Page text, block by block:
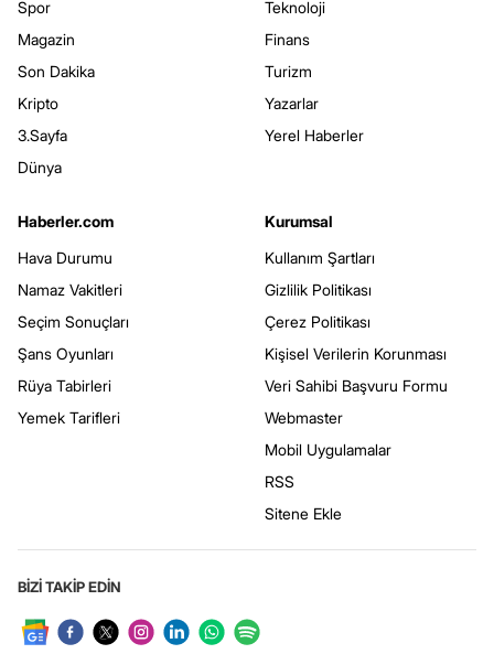
Spor
Magazin
Son Dakika
Kripto
3.Sayfa
Dünya
Teknoloji
Finans
Turizm
Yazarlar
Yerel Haberler
Haberler.com
Hava Durumu
Namaz Vakitleri
Seçim Sonuçları
Şans Oyunları
Rüya Tabirleri
Yemek Tarifleri
Kurumsal
Kullanım Şartları
Gizlilik Politikası
Çerez Politikası
Kişisel Verilerin Korunması
Veri Sahibi Başvuru Formu
Webmaster
Mobil Uygulamalar
RSS
Sitene Ekle
BİZİ TAKİP EDİN